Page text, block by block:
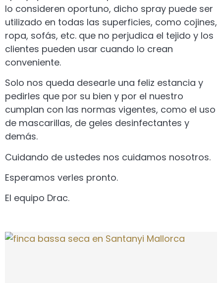
lo consideren oportuno, dicho spray puede ser
utilizado en todas las superficies, como cojines,
ropa, sofás, etc. que no perjudica el tejido y los
clientes pueden usar cuando lo crean
conveniente.
Solo nos queda desearle una feliz estancia y
pedirles que por su bien y por el nuestro
cumplan con las normas vigentes, como el uso
de mascarillas, de geles desinfectantes y
demás.
Cuidando de ustedes nos cuidamos nosotros.
Esperamos verles pronto.
El equipo Drac.